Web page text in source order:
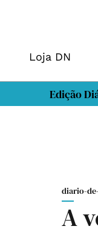
Loja DN
Edição
diario-
A